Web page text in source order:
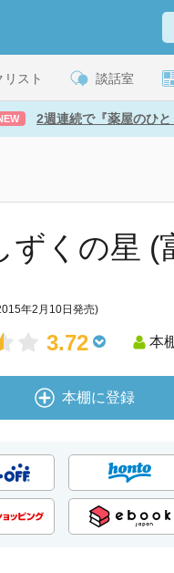
リスト 談話室
2週連続で『薬屋のひ
ずくの星 (
年2月10日発売)
3.72 本
本棚に登録